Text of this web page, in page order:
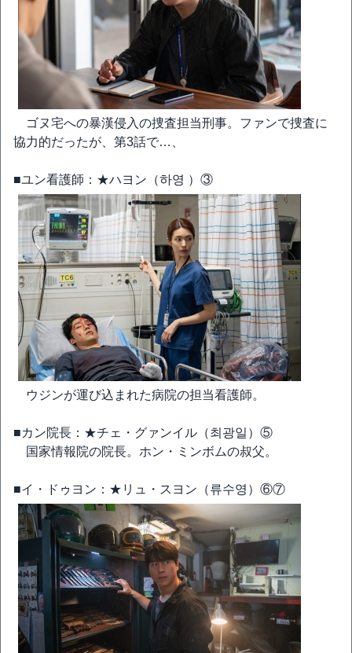
ゴヌ宅への暴漢侵入の捜査担当刑事。ファンで捜査に
協力的だったが、第3話で…、
■ユン看護師：★ハヨン（하영 ）③
ウジンが運び込まれた病院の担当看護師。
■カン院長：★チェ・グァンイル（최광일）⑤
国家情報院の院長。ホン・ミンボムの叔父。
■イ・ドゥヨン：★リュ・スヨン（류수영）⑥⑦